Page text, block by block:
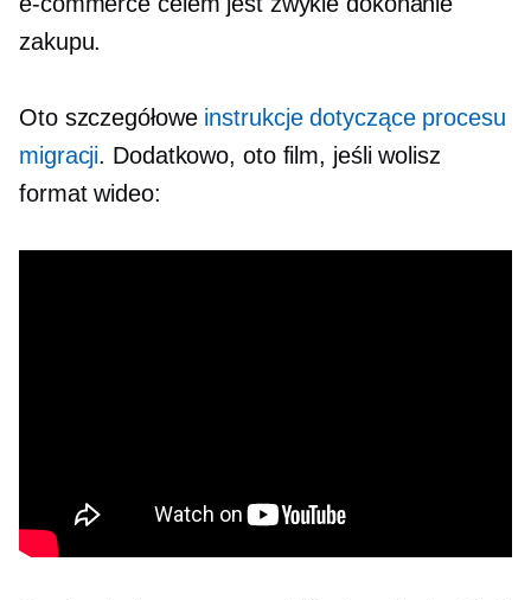
zakupu.
Oto szczegółowe instrukcje dotyczące procesu
migracji. Dodatkowo, oto film, jeśli wolisz
format wideo: